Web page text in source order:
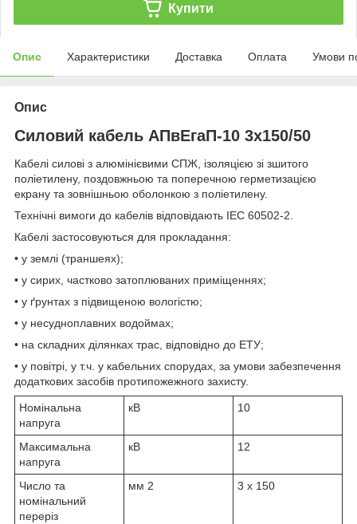
Купити
Опис Характеристики Доставка Оплата Умови
Опис
Силовий кабель АПвЕгаП-10 3х150/50
Кабелі силові з алюмінієвими СПЖ, ізоляцією зі зшитого
поліетилену, поздовжньою та поперечною герметизацією
екрану та зовнішньою оболонкою з поліетилену.
Технічні вимоги до кабелів відповідають IEC 60502-2.
Кабелі застосовуються для прокладання:
• у землі (траншеях);
• у сирих, частково затоплюваних приміщеннях;
• у ґрунтах з підвищеною вологістю;
• у несудноплавних водоймах;
• на складних ділянках трас, відповідно до ЕТУ;
• у повітрі, у т.ч. у кабельних спорудах, за умови забезпечення
додаткових засобів протипожежного захисту.
Номінальна
напруга
кВ 10
Максимальна
напруга
кВ 12
Число та
номінальний
переріз
мм 2 3 x 150